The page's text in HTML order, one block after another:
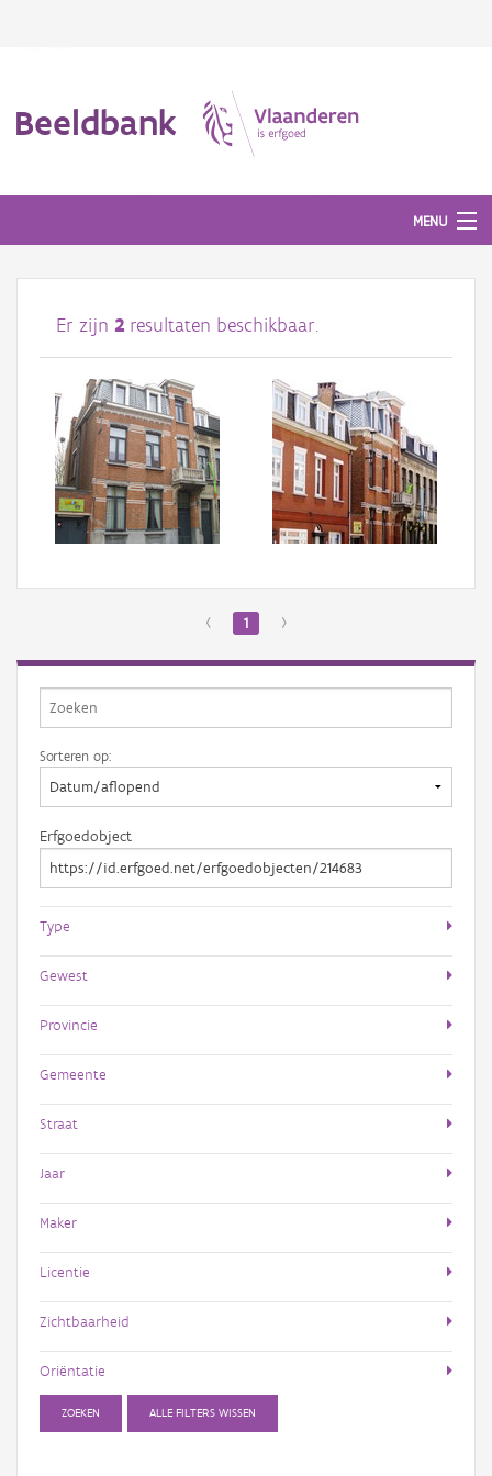
Beeldbank
MENU
Afbeeldingen
#BeeldIndeKijker
Hergebruik
Over ons
Aanmelden
Er zijn 2 resultaten beschikbaar.
‹ 1 ›
Sorteren op:
Erfgoedobject
Type
Gewest
Provincie
Gemeente
Straat
Jaar
Maker
Licentie
Zichtbaarheid
Oriëntatie
ZOEKEN ALLE FILTERS WISSEN